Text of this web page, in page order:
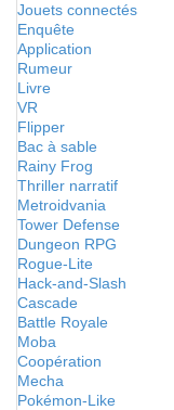
Jouets connectés
Enquête
Application
Rumeur
Livre
VR
Flipper
Bac à sable
Rainy Frog
Thriller narratif
Metroidvania
Tower Defense
Dungeon RPG
Rogue-Lite
Hack-and-Slash
Cascade
Battle Royale
Moba
Coopération
Mecha
Pokémon-Like